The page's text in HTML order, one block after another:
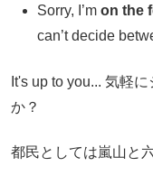
Sorry, I’mon the
can’t decide
It's up to you... 気軽
か？
都民としては嵐山と